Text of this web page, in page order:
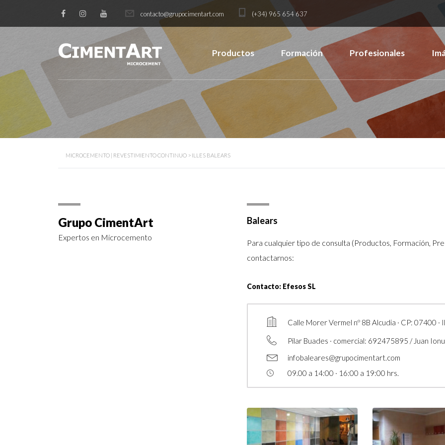
contacto@grupocimentart.com (+34) 965 654 637
Productos Formación Profesionales
MICROCEMENTO | REVESTIMIENTO CONTINUO > ILLES BALEARS
Grupo CimentArt
Expertos en Microcemento
Balears
Para cualquier tipo de consulta (Productos, Formación,
contactarnos:
Contacto: Efesos SL
Calle Morer Vermel nº 8B Alcudia · CP: 07400 ·
Pilar Buades · comercial: 692475895 / Juan
infobaleares@grupocimentart.com
09.00 a 14:00 · 16:00 a 19:00 hrs.